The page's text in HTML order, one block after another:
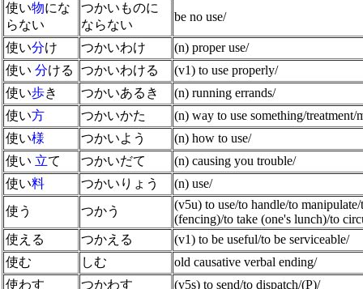
使い物にな
らない
つかいものに
ならない
be no use/
使い分け つかいわけ
(n) proper use/
使い 分ける つかいわける
(v1) to use properly/
使い歩き つかいあるき
(n) running errands/
使い方 つかいかた
(n) way to use something/treatment/
使い様 つかいよう
(n) how to use/
使い 立て つかいだて
(n) causing you trouble/
使い料 つかいりょう
(n) use/
使う
つかう
(v5u) to use/to handle/to
(fencing)/to take (one's lunch)/to
使える
つかえる
(v1) to be useful/to be serviceable/
使む
しむ
old causative verbal ending/
使わす
つかわす (v5s) to send/to dispatch/(P)/